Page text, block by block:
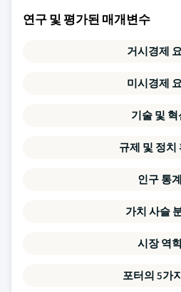
연구 및 평가된 매개변수
거시경제
미시경제
기술 및 혁
규제 및 정치
인구 통계
가치 사슬
시장 역
포터의 5가